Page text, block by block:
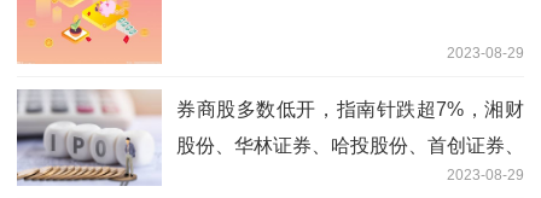
2023-08-29
券商股多数低开，指南针跌超7%，湘财
股份、华林证券、哈投股份、首创证券、
2023-08-29